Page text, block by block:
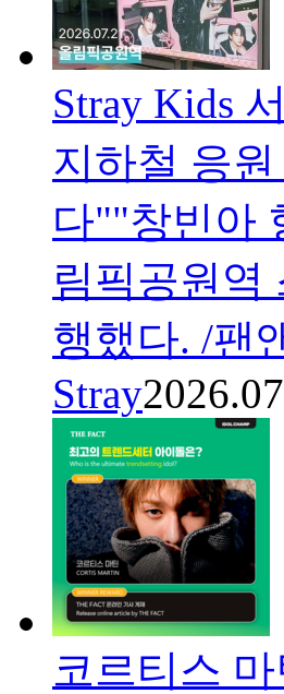
Stray Kids
지하철 응
다""창빈아
림픽공원역
행했다. /팬
Stray
코르티스